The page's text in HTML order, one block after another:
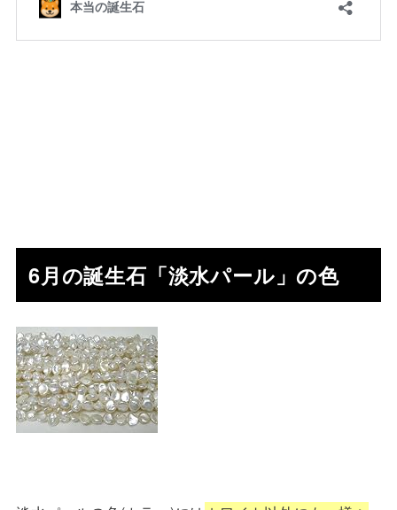
6月の誕生石「淡水パール」の色